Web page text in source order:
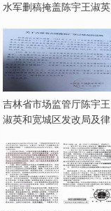
水军删稿掩盖陈宇王淑英
吉林省市场监管厅陈宇王
淑英和宽城区发改局及律